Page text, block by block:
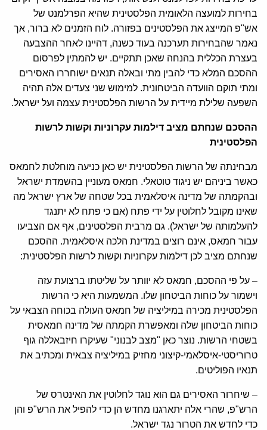
בחירות למועצה הלאומית הפלסטינית שהיא הפרלמנט של
אש"פ המייצג את הפלסטינים בפזורה. לוח הזמנים לא ברור, אך
נאמר שהבחירות תערכנה בעוד כשנה, דהיינו לאחר ההצבעה
בעצרת הכללית בהנחה שאכן תתקיים. יש להמתין לפרסום
ההסכם המלא כדי להבין מתי ובאלה תנאים ישוחררו האסירים
ומתי תוקם הוועדה הביטחונית. למימוש שני צעדים אלה תהיה
השפעה שלילת מיידית על הרשות הפלסטינית עצמה ועל ישראל.
ההסכם שנחתם מציב דילמות עקרוניות וקשות לרשות
הפלסטינית
מבחינתה של הרשות הפלסטינית יש כאן כניעה מוחלטת לחמאס
כאשר ביניהם יש ניגוד טוטאלי. חמאס מעוניין בהשמדת ישראל
ובהקמתה של מדינה איסלאמית בכל שטחה של ארץ ישראל מה
שאינו מקובל לחלוטין על ידי פתח (אם כי פתח לא יתנגד
להעלמותה של ישראל). גם מרבית הפלסטינים, אף אם הצביעו
עבור חמאס, אינם רוצים במדינת הלכה איסלאמית. ההסכם
שנחתם מציב לכן דילמות עקרוניות וקשות לרשות הפלסטינית:
– על פי ההסכם, חמאס לא יוותר על שליטתו ברצועת עזה
וישמור על כוחות הביטחון שלו. המשמעות היא כי הרשות
הפלסטינית מכירה במיליציה של חמאס העולה בכוחה הצבאי על
כוחות הביטחון שלה ומאפשרת הקמתה של מדינה חמאסית
בשטחי הרשות. נוצר כאן "מצב לבנוני" שעיקרו חיזבאללה גוף
טרוריסטי-איסלאמי-קיצוני מחזיק במיליציה צבאית ומכתיב את
תנאיו הפוליטים.
– שיחרור האסירים גם הוא נוגד לחלוטין את האינטרס של
הרש"פ, שהרי אלה יתארגנו מחדש הן כדי להפיל את הרש"פ והן
כדי לחדש את הטרור נגד ישראל.